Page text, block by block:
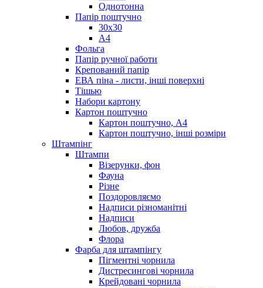
Однотонна
Папір поштучно
30х30
А4
Фольга
Папір ручної работи
Крепований папір
ЕВА піна - листи, інші поверхні
Тішью
Набори картону
Картон поштучно
Картон поштучно, А4
Картон поштучно, інші розміри
Штампінг
Штампи
Візерунки, фон
Фауна
Різне
Поздоровляємо
Надписи різноманітні
Надписи
Любов, дружба
Флора
Фарба для штампінгу
Пігментні чорнила
Дистресингові чорнила
Крейдовані чорнила